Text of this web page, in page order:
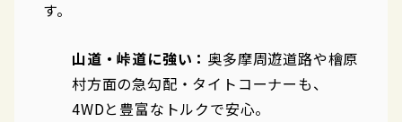
す。
山道・峠道に強い： 奥多摩周遊道路や檜原
村方面の急勾配・タイトコーナーも、
4WDと豊富なトルクで安心。